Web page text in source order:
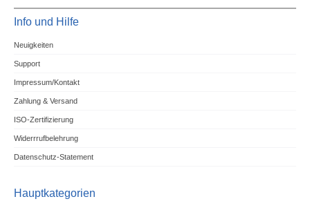
Info und Hilfe
Neuigkeiten
Support
Impressum/Kontakt
Zahlung & Versand
ISO-Zertifizierung
Widerrrufbelehrung
Datenschutz-Statement
Hauptkategorien